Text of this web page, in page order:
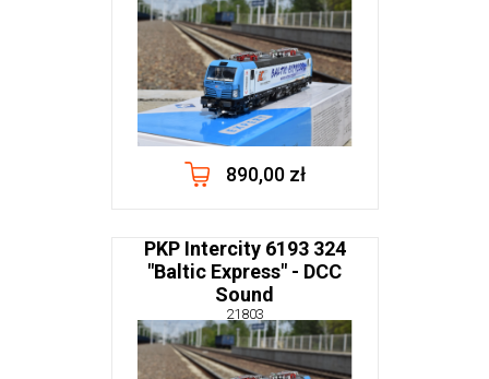
890,00 zł
PKP Intercity 6193 324
"Baltic Express" - DCC
Sound
21803